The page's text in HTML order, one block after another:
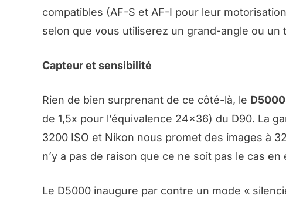
compatibles (AF-S et AF-I pour leur
selon que vous utiliserez un grand-angle ou un
Capteur et sensibilité
Rien de bien surprenant de ce côté-là, le D5000
de 1,5x pour l’équivalence 24×36) du D90. La
3200 ISO et Nikon nous promet des images à
n’y a pas de raison que ce ne soit pas le cas en
Le D5000 inaugure par contre un mode «